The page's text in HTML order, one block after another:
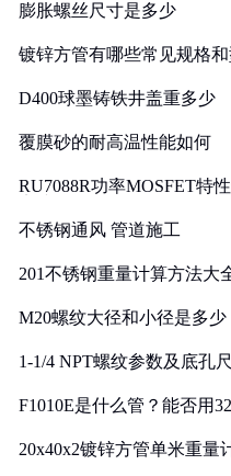
膨胀螺丝尺寸是多少
镀锌方管有哪些常见规格
D400球墨铸铁井盖重多少
覆膜砂的耐高温性能如何
RU7088R功率MOSFET特
不锈钢通风 管道施工
201不锈钢重量计算方法大
M20螺纹大径和小径是多少
1-1/4 NPT螺纹参数及底孔
F1010E是什么管？能否用
20x40x2镀锌方管单米重量